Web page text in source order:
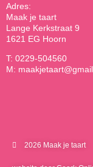
Adres:
Maak je taart
Lange Kerkstraat 9
1621 EG Hoorn
T: 0229-504560
M:
2026 Maak je taart